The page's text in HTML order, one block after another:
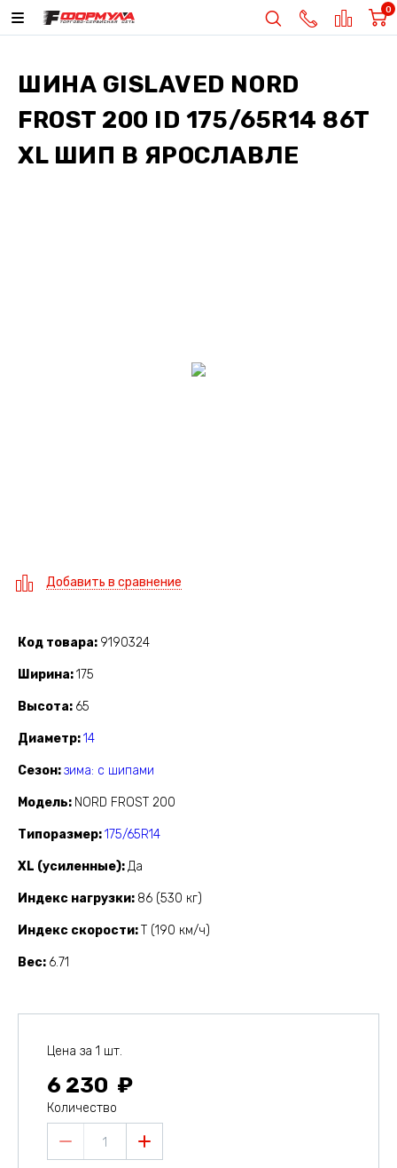
0
ШИНА GISLAVED NORD
FROST 200 ID 175/65R14 86T
XL ШИП В ЯРОСЛАВЛЕ
Добавить в сравнение
Код товара 9190324
Ширина 175
Высота 65
Диаметр 14
Сезон зима: с шипами
Модель NORD FROST 200
Типоразмер 175/65R14
XL (усиленные) Да
Индекс нагрузки 86 (530 кг)
Индекс скорости T (190 км/ч)
Вес 6.71
Цена за 1 шт.
6 230
Количество
1